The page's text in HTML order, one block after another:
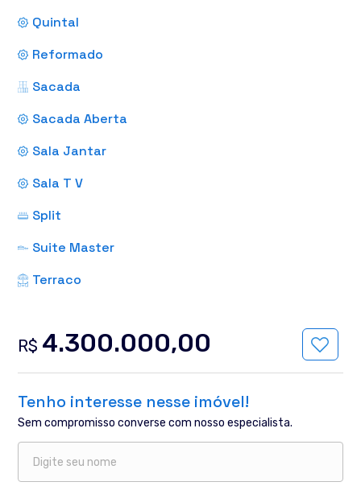
Quintal
Reformado
Sacada
Sacada Aberta
Sala Jantar
Sala T V
Split
Suite Master
Terraco
R$ 4.300.000,00
Tenho interesse nesse imóvel!
Sem compromisso converse com nosso especialista.